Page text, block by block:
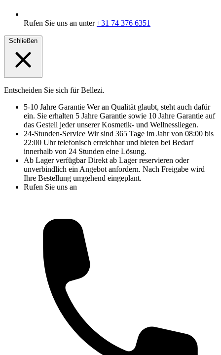
Rufen Sie uns an unter +31 74 376 6351
Schließen
Entscheiden Sie sich für Bellezi.
5-10 Jahre Garantie Wer an Qualität glaubt, steht auch dafür
ein. Sie erhalten 5 Jahre Garantie sowie 10 Jahre Garantie auf
das Gestell jeder unserer Kosmetik- und Wellnessliegen.
24-Stunden-Service Wir sind 365 Tage im Jahr von 08:00 bis
22:00 Uhr telefonisch erreichbar und bieten bei Bedarf
innerhalb von 24 Stunden eine Lösung.
Ab Lager verfügbarDirekt ab Lager reservieren oder
unverbindlich ein Angebot anfordern. Nach Freigabe wird
Ihre Bestellung umgehend eingeplant.
Rufen Sie uns an